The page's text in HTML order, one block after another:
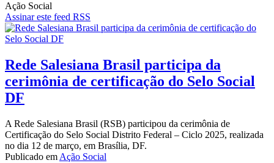
Ação Social
Assinar este feed RSS
Rede Salesiana Brasil participa da
cerimônia de certificação do Selo Social
DF
A Rede Salesiana Brasil (RSB) participou da cerimônia de
Certificação do Selo Social Distrito Federal – Ciclo 2025, realizada
no dia 12 de março, em Brasília, DF.
Publicado em Ação Social